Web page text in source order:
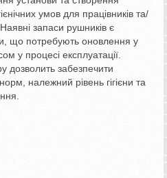
умов для працівників та/
запаси рушників є
що потребують оновлення у
у процесі експлуатації.
дозволить забезпечити
належний рівень гігієни та